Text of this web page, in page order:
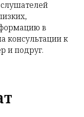
в
консультации к
и подруг.